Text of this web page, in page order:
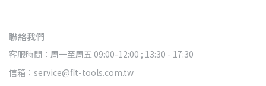
聯絡我們
客服時間：周一至周五 09:00-12:00 ; 13:30 - 17:30
信箱：service@fit-tools.com.tw